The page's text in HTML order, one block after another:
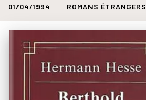
01/04/1994 ROMANS ÉTRANGERS